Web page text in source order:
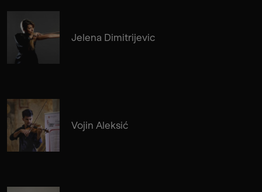
Jelena Dimitrijevic
Vojin Aleksić